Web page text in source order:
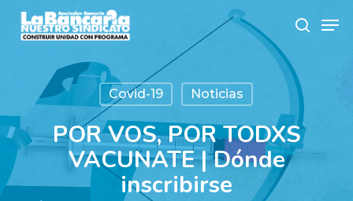
main
search
Covid-19 Noticias
POR VOS, POR TODXS
VACUNATE | Dónde
inscribirse